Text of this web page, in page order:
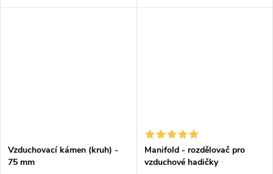
Vzduchovací kámen (kruh) -
75 mm
Manifold - rozdělovač pro
vzduchové hadičky